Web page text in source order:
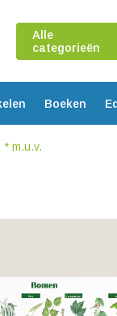
Alle
categorieën
Boeken
m.u.v.